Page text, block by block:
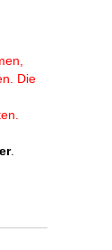
Die
.